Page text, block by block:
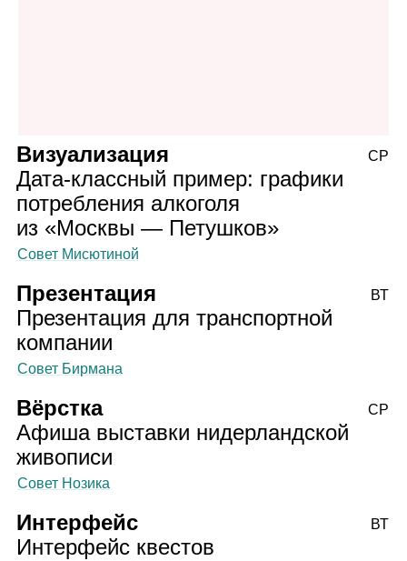
Визуализация
Дата‑классный пример: графики
потребления алкоголя
из «Москвы — Петушков»
Совет Мисютиной
СР
Презентация
Презентация для транспортной
компании
Совет Бирмана
ВТ
Вёрстка
Афиша выставки нидерландской
живописи
Совет Нозика
СР
Интерфейс
Интерфейс квестов
ВТ